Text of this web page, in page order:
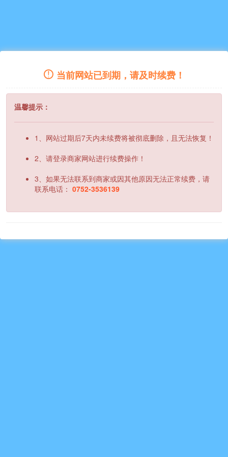
当前网站已到期，请及时续费！
温馨提示：
1、网站过期后7天内未续费将被彻底删除，且无法恢复！
2、请登录商家网站进行续费操作！
3、如果无法联系到商家或因其他原因无法正常续费，请
联系电话： 0752-3536139